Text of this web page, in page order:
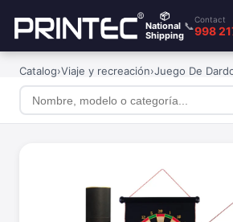
📦
National
Shipping
📞
Contact
998
Catalog›Viaje y recreación›Juego De